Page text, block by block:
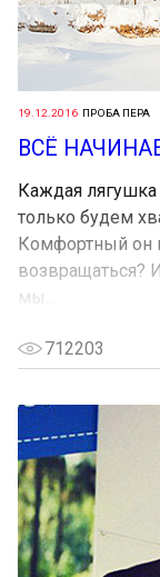
19.12.2016 ПРОБА ПЕРА
ВСЁ
Каждая лягушка
только будем
Комфортный он
возвращаться?
мы...
712203